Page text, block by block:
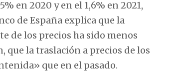
en 2020 y en el 1,6% en 2021,
de España explica que la
de los precios ha sido menos
la traslación a precios de los
que en el pasado.